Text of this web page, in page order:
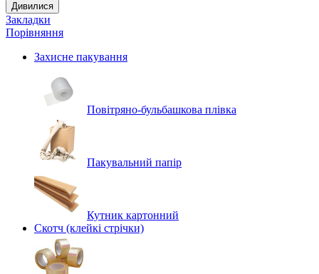
Дивилися
Закладки
Порівняння
Захисне пакування
Повітряно-бульбашкова плівка
Пакувальний папір
Кутник картонний
Скотч (клейкі стрічки)